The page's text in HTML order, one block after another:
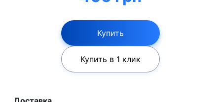
Купить
Купить в 1 клик